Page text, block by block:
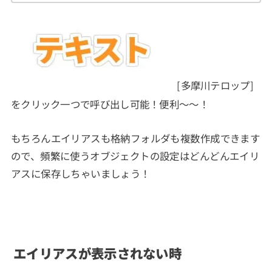
[多摩川テロップ]
をクリック一つで呼び出し可能！便利～～！
もちろんエイリアスも格納フォルダも複数作成できます
ので、頻繁に使うオブジェクトの設定はどんどんエイリ
アスに保存しちゃいましょう！
エイリアスが表示されない時